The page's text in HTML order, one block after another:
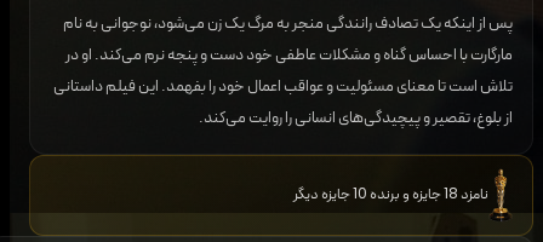
پس از اینکه یک تصادف رانندگی منجر به مرگ یک زن می‌شود، نوجوانی به نام
مارگارت با احساس گناه و مشکلات عاطفی خود دست و پنجه نرم می‌کند. او در
تلاش است تا معنای مسئولیت و عواقب اعمال خود را بفهمد. این فیلم داستانی
از بلوغ، تقصیر و پیچیدگی‌های انسانی را روایت می‌کند.
نامزد 18 جایزه و برنده 10 جایزه دیگر